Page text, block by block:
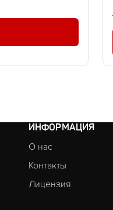
ИНФОРМАЦИЯ
О нас
Контакты
Лицензия